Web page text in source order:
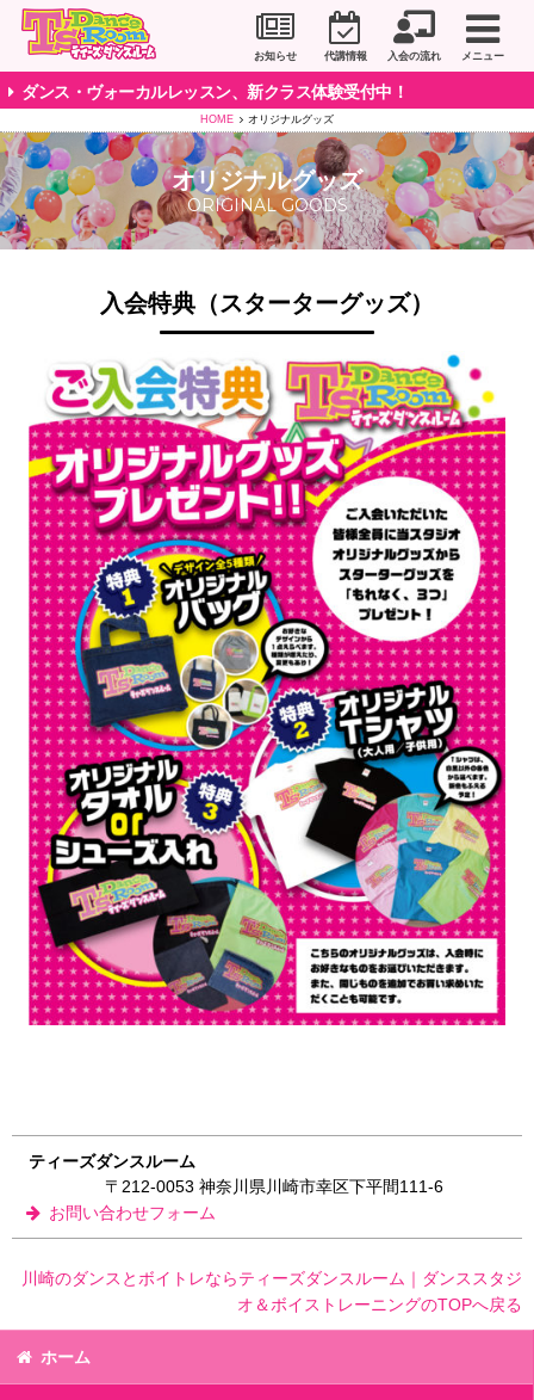
川崎市のダンススタジオ＆ボーカルスクール「
お知らせ 代講情報 入会の流れ メニュー
ダンス・ヴォーカルレッスン、新クラス体験受付中！
HOME オリジナルグッズ
オリジナルグッズ
ORIGINAL GOODS
入会特典（スターターグッズ）
ティーズダンスルーム
〒212-0053 神奈川県川崎市幸区下平間111-6
お問い合わせフォーム
川崎のダンスとボイトレならティーズダンスルーム｜ダンススタジ
オ＆ボイストレーニングのTOPへ戻る
ホーム